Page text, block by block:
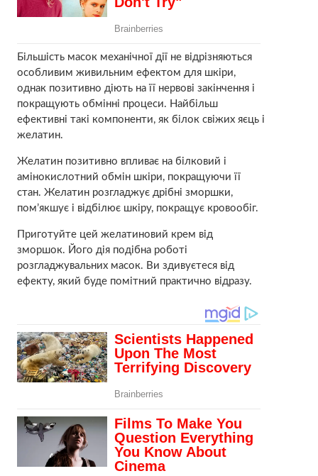
Більшість масок механічної дії не відрізняються
особливим живильним ефектом для шкіри,
однак позитивно діють на її нервові закінчення і
покращують обмінні процеси. Найбільш
ефективні такі компоненти, як білок свіжих яєць і
желатин.
Желатин позитивно впливає на білковий і
амінокислотний обмін шкіри, покращуючи її
стан. Желатин розгладжує дрібні зморшки,
пом’якшує і відбілює шкіру, покращує кровообіг.
Приготуйте цей желатиновий крем від
зморшок. Його дія подібна роботі
розгладжувальних масок. Ви здивуєтеся від
ефекту, який буде помітний практично відразу.